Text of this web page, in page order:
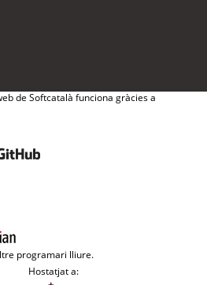
de Softcatalà funciona gràcies a
programari lliure.
Hostatjat a: